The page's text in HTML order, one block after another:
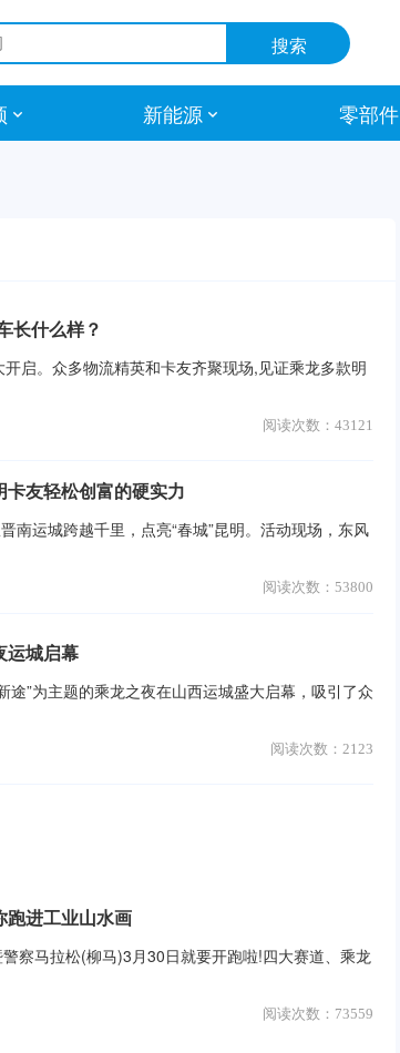
新能源 零部件
长什么样？
启。众多物流精英和卡友齐聚现场,见证乘龙多款明
阅读次数： 43121
友轻松创富的硬实力
运城跨越千里，点亮“春城”昆明。活动现场，东风
阅读次数： 53800
运城启幕
”为主题的乘龙之夜在山西运城盛大启幕，吸引了众
阅读次数： 2123
跑进工业山水画
察马拉松(柳马)3月30日就要开跑啦!四大赛道、乘龙
阅读次数： 73559